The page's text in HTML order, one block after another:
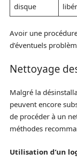
disque
Avoir une
d’éventuels
Nettoyage
Malgré la
peuvent encore
de procéder à un
méthodes
Utilisation d’un